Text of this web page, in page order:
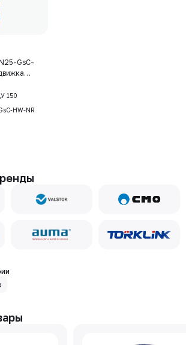
GsC-
PN25,
корпус
AISI304,
150
HW-NR